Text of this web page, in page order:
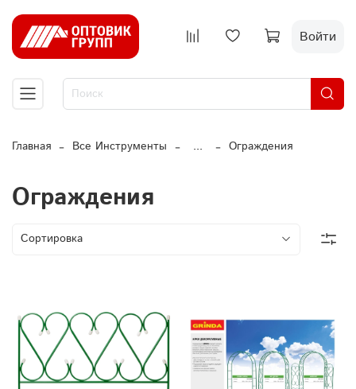
Войти
Главная Все Инструменты ... Ограждения
Ограждения